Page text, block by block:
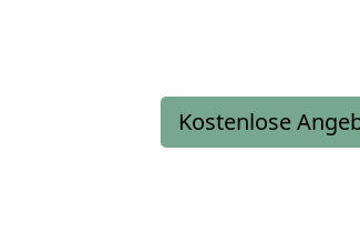
Kostenlose